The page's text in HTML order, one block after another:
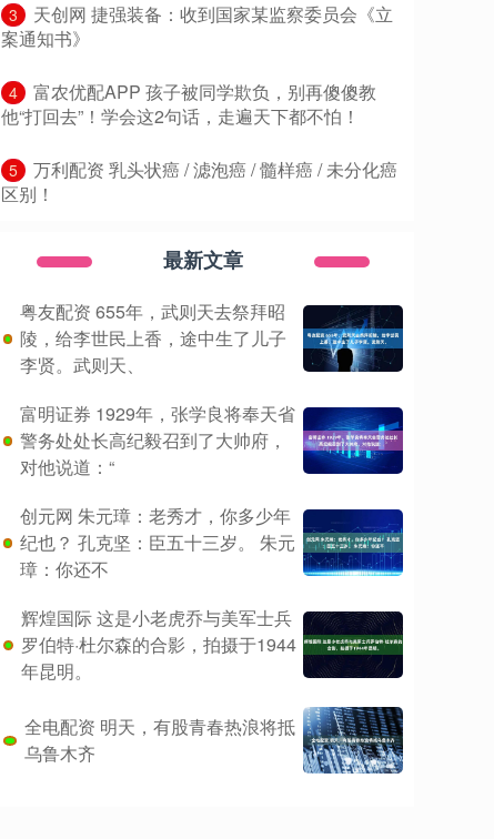
3
​天创网 捷强装备：收到国家某监察委员会《立
案通知书》
4
​富农优配APP 孩子被同学欺负，别再傻傻教
他“打回去”！学会这2句话，走遍天下都不怕！
5
​万利配资 乳头状癌 / 滤泡癌 / 髓样癌 / 未分化癌
区别！
最新文章
粤友配资 655年，武则天去祭拜昭
陵，给李世民上香，途中生了儿子
李贤。武则天、
富明证券 1929年，张学良将奉天省
警务处处长高纪毅召到了大帅府，
对他说道：“
创元网 朱元璋：老秀才，你多少年
纪也？ 孔克坚：臣五十三岁。 朱元
璋：你还不
辉煌国际 这是小老虎乔与美军士兵
罗伯特·杜尔森的合影，拍摄于1944
年昆明。
全电配资 明天，有股青春热浪将抵
乌鲁木齐